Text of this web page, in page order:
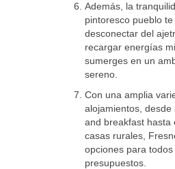
Además, la
pintoresco pueblo
desconectar del
recargar energías
sumerges en un
sereno.
Con una amplia
alojamientos, desde
and breakfast hasta
casas rurales,
opciones para
presupuestos.